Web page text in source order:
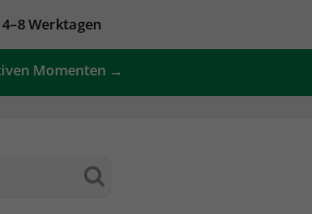
Werktagen
Momenten →